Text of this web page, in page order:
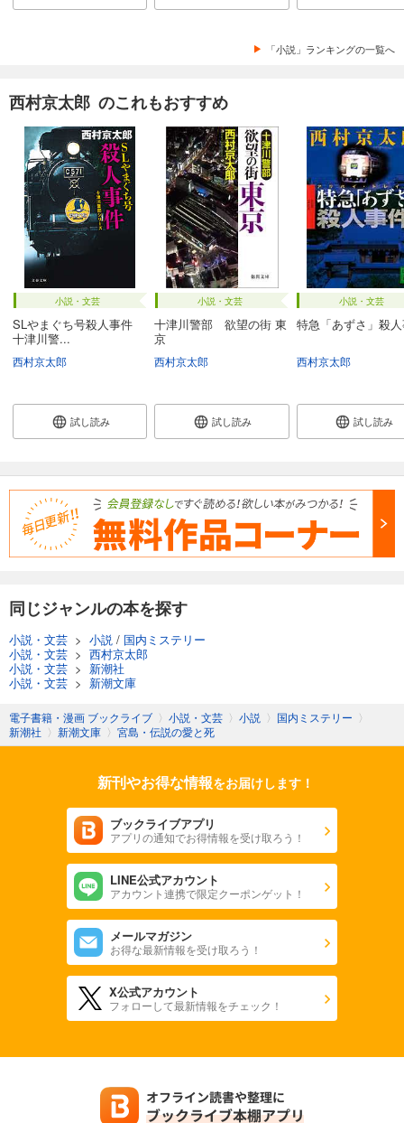
「小説」ランキングの一覧へ
西村京太郎 のこれもおすすめ
小説・文芸
SLやまぐち号殺人事件
十津川警...
西村京太郎
試し読み
小説・文芸
十津川警部 欲望の街 東
京
西村京太郎
試し読み
小説・文芸
特急「あずさ」殺
西村京太郎
試し読み
同じジャンルの本を探す
小説・文芸 > 小説 / 国内ミステリー
小説・文芸 > 西村京太郎
小説・文芸 > 新潮社
小説・文芸 > 新潮文庫
電子書籍・漫画 ブックライブ 〉 小説・文芸 〉 小説 〉 国内ミステリー 〉
新潮社 〉 新潮文庫 〉 宮島・伝説の愛と死
新刊やお得な情報をお届けします！
ブックライブアプリ
アプリの通知でお得情報を受け取ろう！
LINE公式アカウント
アカウント連携で限定クーポンゲット！
メールマガジン
お得な最新情報を受け取ろう！
X公式アカウント
フォローして最新情報をチェック！